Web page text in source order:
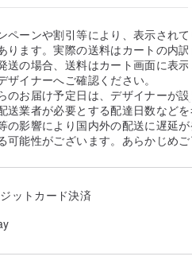
ペーンや割引等により、表示され
ります。実際の送料はカートの内
送の場合、送料はカート画面に表
ザイナーへご確認ください。
のお届け予定日は、デザイナーが
送業者が必要とする配達日数など
の影響により国内外の配送に遅延
可能性がございます。あらかじめご
ットカード決済